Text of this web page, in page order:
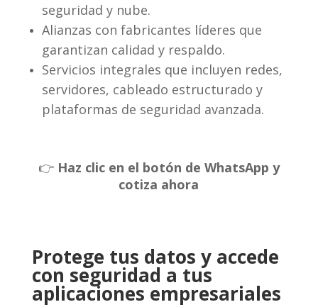
seguridad y nube.
Alianzas con fabricantes líderes que
garantizan calidad y respaldo.
Servicios integrales que incluyen redes,
servidores, cableado estructurado y
plataformas de seguridad avanzada.
👉 Haz clic en el botón de WhatsApp y
cotiza ahora
Protege tus datos y accede
con seguridad a tus
aplicaciones empresariales